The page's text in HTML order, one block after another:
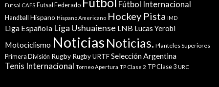
Futsal CAFS Futsal Federado Fútbol Internacional
Handball Hispano Hispano Americano Hockey Pista IMD
Liga Española Liga Ushuaiense LNB Lucas Yerobi
Motociclismo Noticias Noticias. Planteles Superiores
Primera División Rugby Rugby URTFSelección Argentina
Tenis Internacional Torneo Apertura TP Clase 2 TP Clase 3 URC